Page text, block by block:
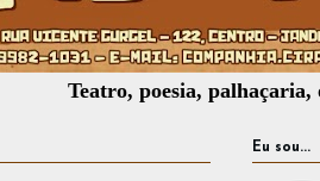
poesia, palhaçaria,
Eu sou...